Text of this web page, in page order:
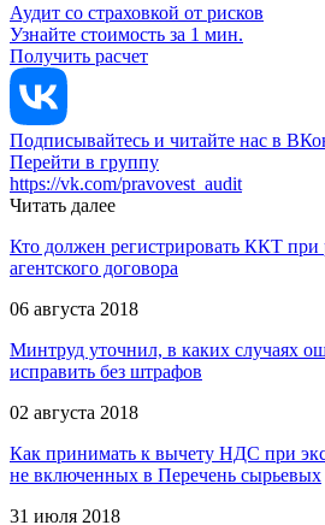
Аудит со страховкой от рисков
Узнайте стоимость за 1 мин.
Получить расчет
Подписывайтесь и читайте нас в
Перейти в группу
https://vk.com/pravovest_audit
Читать далее
Кто должен регистрировать ККТ при
агентского договора
06 августа 2018
Минтруд уточнил, в каких случаях
исправить без штрафов
02 августа 2018
Как принимать к вычету НДС при
не включенных в Перечень сырьевых
31 июля 2018